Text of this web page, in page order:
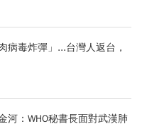
病毒炸彈」...台灣人返台，
河：WHO秘書長面對武漢肺